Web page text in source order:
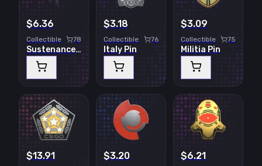
$6.36
Collectible 78
Sustenance! Pin
$3.18
Collectible 76
Italy Pin
$3.09
Collectible 75
Militia Pin
$13.91 $3.20 $6.21